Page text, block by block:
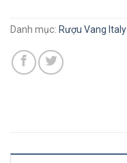
Danh mục: Rượu Vang Italy